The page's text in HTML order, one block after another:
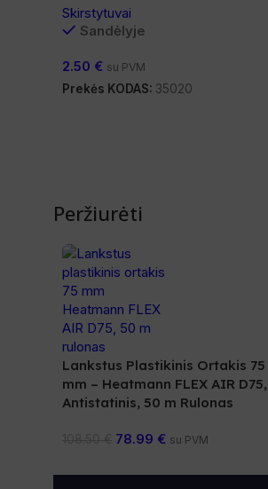
Skirstytuvai
Sandėlyje
2.50 € su PVM
Prekės KODAS: 35020
Peržiurėti
Lankstus Plastikinis Ortakis 75
mm – Heatmann FLEX AIR D75,
Antistatinis, 50 m Rulonas
78.99 € su PVM